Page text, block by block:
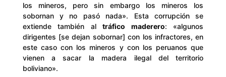
los mineros, pero sin embargo los mineros los
sobornan y no pasó nada». Esta corrupción se
extiende también altráfico maderero: «algunos
dirigentes [se dejan sobornar] con los infractores, en
este caso con los mineros y con los peruanos que
vienen a sacar la madera ilegal del territorio
boliviano».